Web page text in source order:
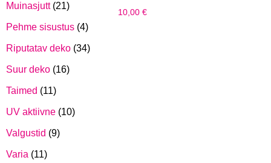
Muinasjutt (21)
Pehme sisustus (4)
Riputatav deko (34)
Suur deko (16)
Taimed (11)
UV aktiivne (10)
Valgustid (9)
Varia (11)
10,00 €